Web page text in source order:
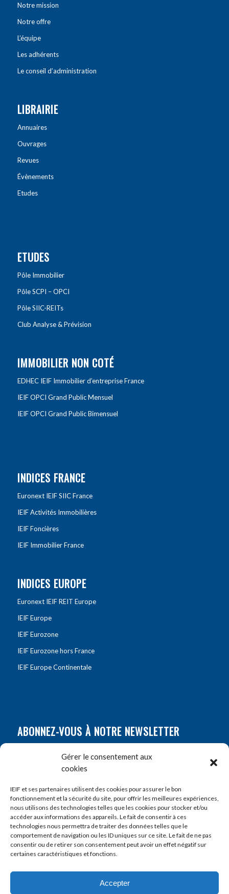
Gérer le consentement aux
cookies
IEIF et ses partenaires utilisent des cookies pour assurer le bon
fonctionnement et la sécurité du site, pour offrir les meilleures expériences,
nous utilisons des technologies telles que les cookies pour stocker et/ou
accéder aux informations des appareils. Le fait de consentir à ces
technologies nous permettra de traiter des données telles que le
comportement de navigation ou les ID uniques sur ce site. Le fait de ne pas
consentir ou de retirer son consentement peut avoir un effet négatif sur
certaines caractéristiques et fonctions.
Accepter
Notre mission
Notre offre
L’équipe
Les adhérents
Le conseil d’administration
LIBRAIRIE
Annuaires
Ouvrages
Revues
Évènements
Etudes
ETUDES
Pôle Immobilier
Pôle SCPI – OPCI
Pôle SIIC-REITs
Club Analyse & Prévision
IMMOBILIER NON COTÉ
EDHEC IEIF Immobilier d’entreprise France
IEIF OPCI Grand Public Mensuel
IEIF OPCI Grand Public Bimensuel
INDICES FRANCE
Euronext IEIF SIIC France
IEIF Activités Immobilières
IEIF Foncières
IEIF Immobilier France
INDICES EUROPE
Euronext IEIF REIT Europe
IEIF Europe
IEIF Eurozone
IEIF Eurozone hors France
IEIF Europe Continentale
ABONNEZ-VOUS À NOTRE NEWSLETTER
Prénom*
E-mail*